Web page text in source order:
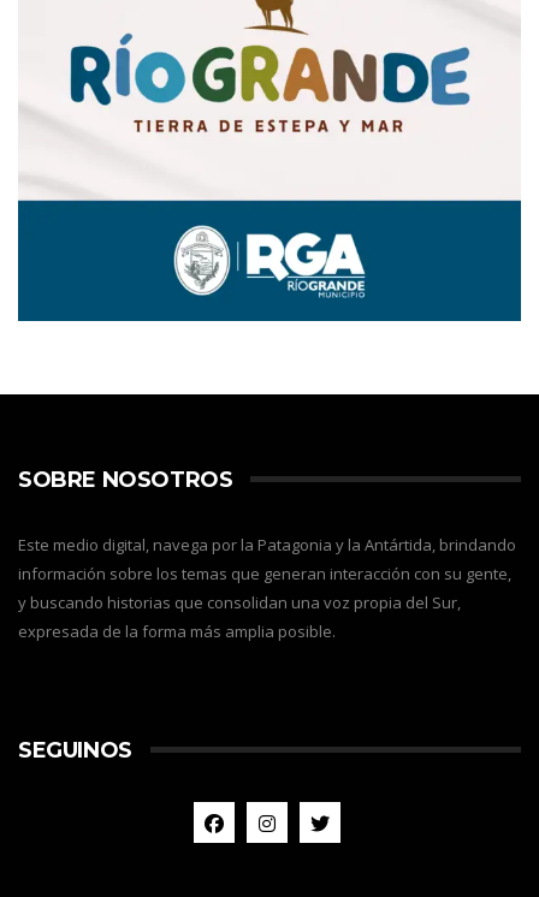
SOBRE NOSOTROS
Este medio digital, navega por la Patagonia y la Antártida, brindando
información sobre los temas que generan interacción con su gente,
y buscando historias que consolidan una voz propia del Sur,
expresada de la forma más amplia posible.
SEGUINOS